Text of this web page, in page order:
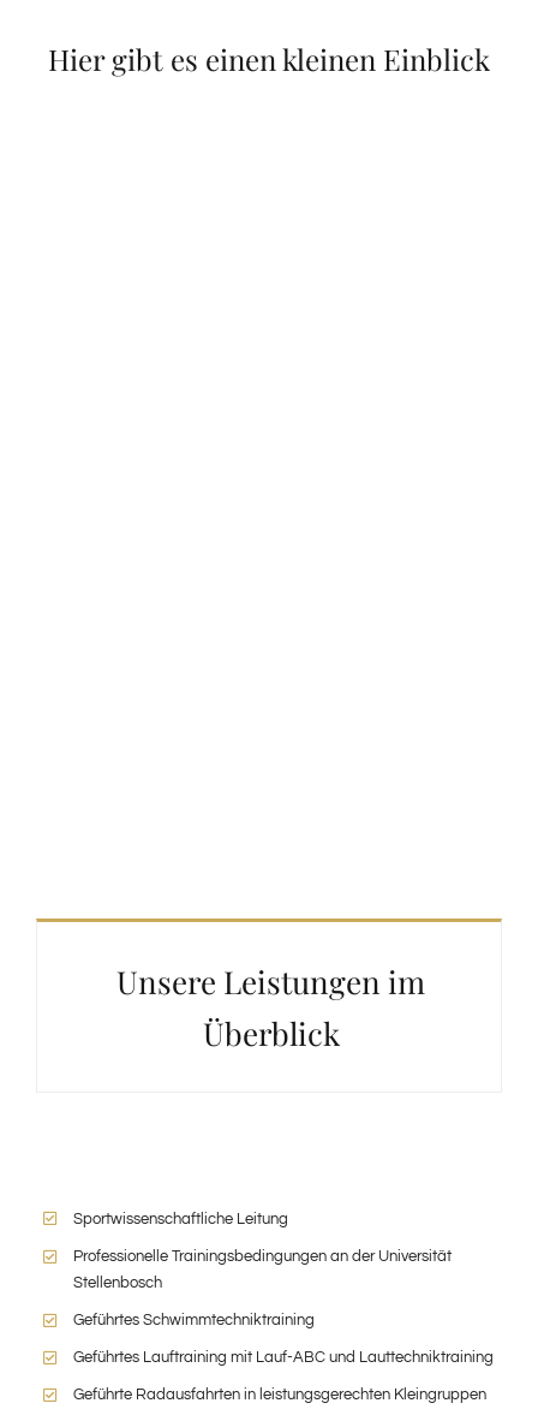
Hier gibt es einen kleinen Einblick
Unsere Leistungen im
Überblick
Sportwissenschaftliche Leitung
Professionelle Trainingsbedingungen an der Universität
Stellenbosch
Geführtes Schwimmtechniktraining
Geführtes Lauftraining mit Lauf-ABC und Lauttechniktraining
Geführte Radausfahrten in leistungsgerechten Kleingruppen